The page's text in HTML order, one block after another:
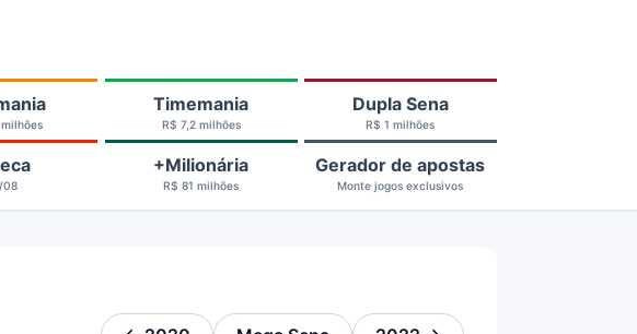
Timemania
R$ 7,2 milhões
Dupla Sena
R$ 1 milhões
08
+Milionária
R$ 81 milhões
Gerador de apostas
Monte jogos exclusivos